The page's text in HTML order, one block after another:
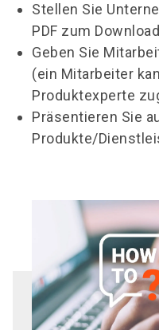
Stellen Sie
PDF zum
Geben Sie
(ein Mitarbeiter
Produktexperte
Präsentieren Sie
Produkte/